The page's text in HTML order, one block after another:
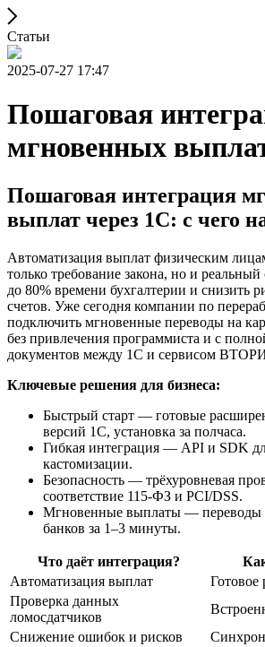
Статьи
2025-07-27 17:47
Пошаговая
мгновенных
Пошаговая интеграция
выплат через 1С: с чего
Автоматизация выплат физическим
только требование закона, но и
до 80% времени бухгалтерии и снизить
счетов. Уже сегодня компании по
подключить мгновенные переводы на
без привлечения программиста и с
документов между 1С и сервисом
Ключевые решения для бизнеса:
Быстрый старт — готовые
версий 1С, установка за полчаса.
Гибкая интеграция — API и SDK
кастомизации.
Безопасность — трёхуровневая
соответствие 115-ФЗ и PCI/DSS.
Мгновенные выплаты — переводы
банков за 1–3 минуты.
Что даёт интеграция?
Автоматизация выплат
Проверка данных
ломосдатчиков
Снижение ошибок и рисков